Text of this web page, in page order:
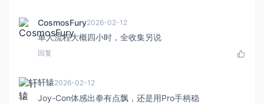
CosmosFury2026-02-12
单人流程大概四小时，全收集另说
回复
轩辕2026-02-12
Joy-Con体感出拳有点飘，还是用Pro手柄稳